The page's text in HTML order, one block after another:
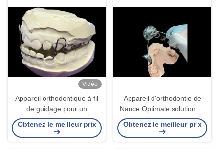
Vidéo
Appareil orthodontique à fil
de guidage pour un
mouvement et un
alignement précis des dents
Obtenez le meilleur prix
Appareil d'orthodontie de
Nance Optimale solution de
stabilisation de la mâchoire
et d'entretien de l'espace
Obtenez le meilleur prix